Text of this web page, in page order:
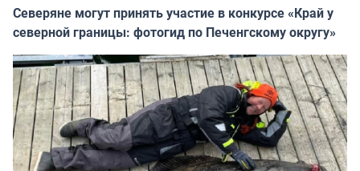
Северяне могут принять участие в конкурсе «Край у
северной границы: фотогид по Печенгскому округу»